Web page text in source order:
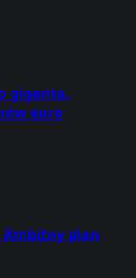
giganta.
euro
Ambitny plan